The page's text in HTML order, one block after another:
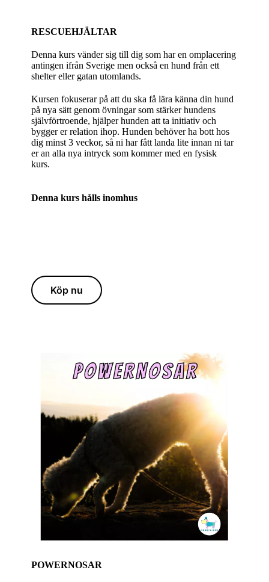
RESCUEHJÄLTAR
Denna kurs vänder sig till dig som har en omplacering
antingen ifrån Sverige men också en hund från ett
shelter eller gatan utomlands.
Kursen fokuserar på att du ska få lära känna din hund
på nya sätt genom övningar som stärker hundens
självförtroende, hjälper hunden att ta initiativ och
bygger er relation ihop. Hunden behöver ha bott hos
dig minst 3 veckor, så ni har fått landa lite innan ni tar
er an alla nya intryck som kommer med en fysisk
kurs.
Denna kurs hålls inomhus
Köp nu
POWERNOSAR